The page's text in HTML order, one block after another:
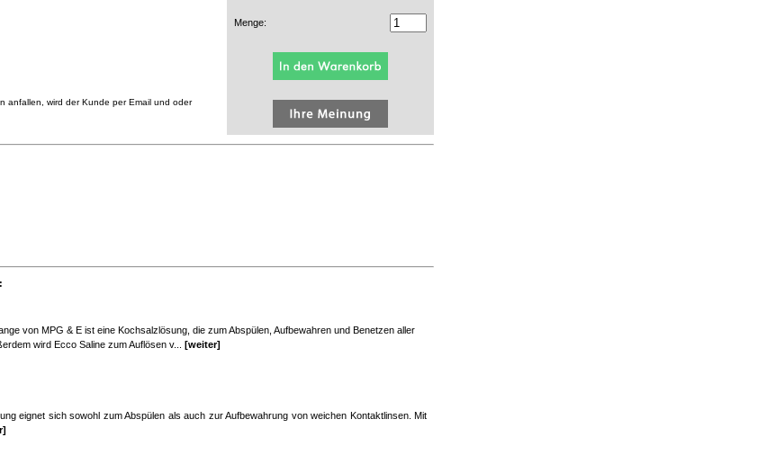
anfallen, wird der Kunde per Email und oder
Menge:
von MPG & E ist eine Kochsalzlösung, die zum Abspülen, Aufbewahren und Benetzen aller
wird Ecco Saline zum Auflösen v... [weiter]
eignet sich sowohl zum Abspülen als auch zur Aufbewahrung von weichen Kontaktlinsen. Mit